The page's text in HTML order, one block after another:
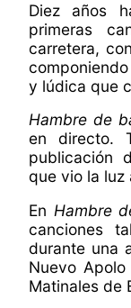
Diez años
primeras
carretera,
y lúdica que
Hambre de
en directo.
publicación
que vio la luz
En Hambre
canciones
durante una
Nuevo
Matinales de